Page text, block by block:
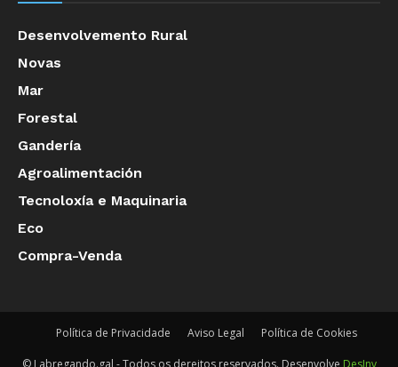
Desenvolvemento Rural
Novas
Mar
Forestal
Gandería
Agroalimentación
Tecnoloxía e Maquinaria
Eco
Compra-Venda
Política de Privacidade Aviso Legal Política de Cookies